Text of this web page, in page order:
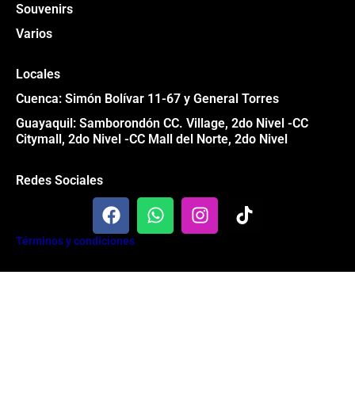
Souvenirs
Varios
Locales
Cuenca: Simón Bolívar 11-67 y General Torres
Guayaquil: Samborondón CC. Village, 2do Nivel -CC
Citymall, 2do Nivel -CC Mall del Norte, 2do Nivel
Redes Sociales
F
a
c
b
W
h
a
s
I
n
s
a
T
i
o
Términos y condiciones